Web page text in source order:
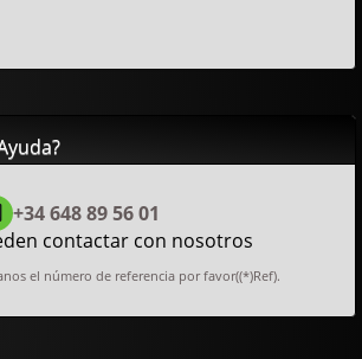
+34 648 89 56 01
contactar con nosotros
el número de referencia por favor((*)Ref).